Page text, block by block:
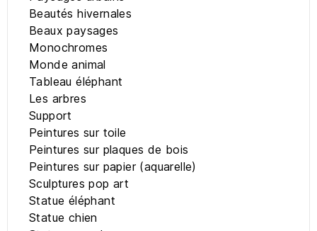
Beautés hivernales
Beaux paysages
Monochromes
Monde animal
Tableau éléphant
Les arbres
Support
Peintures sur toile
Peintures sur plaques de bois
Peintures sur papier (aquarelle)
Sculptures pop art
Statue éléphant
Statue chien